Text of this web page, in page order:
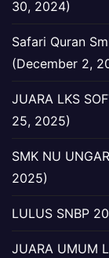
30, 2024)
Safari Quran
(December 2,
JUARA LKS
25, 2025)
SMK NU
2025)
LULUS SNBP
JUARA UMUM